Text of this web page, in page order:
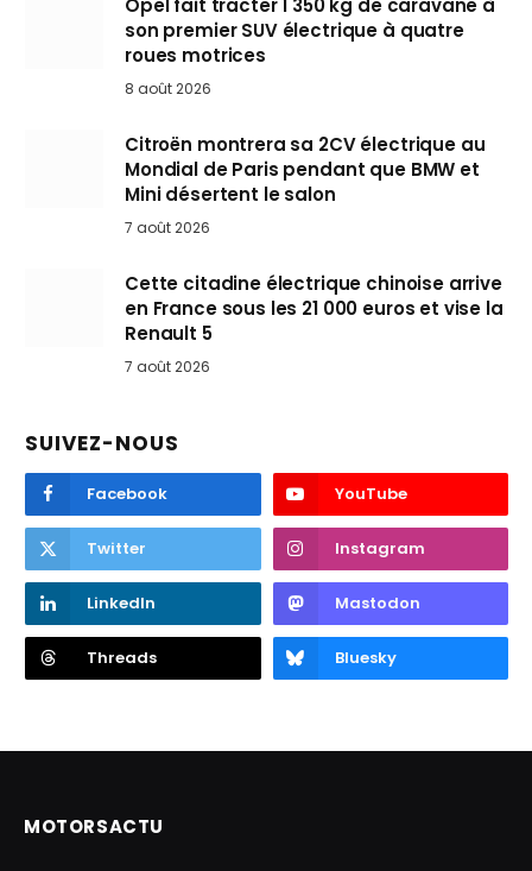
son premier SUV électrique à quatre
roues motrices
8 août 2026
Citroën montrera sa 2CV électrique au
Mondial de Paris pendant que BMW et
Mini désertent le salon
7 août 2026
Cette citadine électrique chinoise arrive
en France sous les 21 000 euros et vise la
Renault 5
7 août 2026
SUIVEZ-NOUS
Facebook YouTube
Twitter Instagram
LinkedIn Mastodon
Threads Bluesky
MOTORSACTU